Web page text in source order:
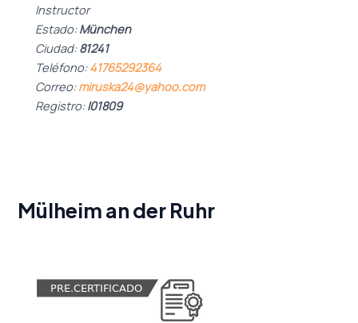
Instructor
Estado:München
Ciudad:81241
Teléfono:41765292364
Correo:miruska24@yahoo.com
Registro:I01809
Mülheim an der Ruhr